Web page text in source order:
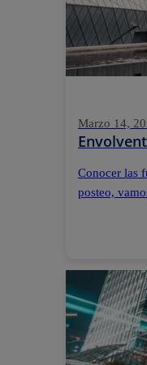
Marzo 14,
Conocer las
posteo,